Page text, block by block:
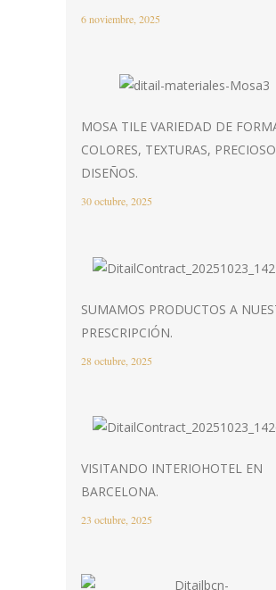
6 noviembre, 2025
MOSA TILE VARIEDAD DE
COLORES, TEXTURAS,
DISEÑOS.
30 octubre, 2025
SUMAMOS PRODUCTOS A
PRESCRIPCIÓN.
28 octubre, 2025
VISITANDO INTERIOHOTEL EN
BARCELONA.
23 octubre, 2025